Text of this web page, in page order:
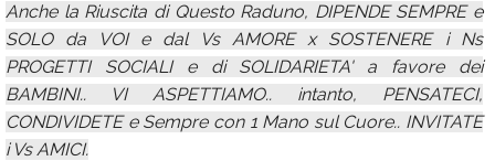
Anche la Riuscita di Questo Raduno, DIPENDE SEMPRE e
SOLO da VOI e dal Vs AMORE x SOSTENERE i Ns
PROGETTI SOCIALI e di SOLIDARIETA' a favore dei
BAMBINI.. VI ASPETTIAMO.. intanto, PENSATECI,
CONDIVIDETE e Sempre con 1 Mano sul Cuore.. INVITATE
i Vs AMICI.